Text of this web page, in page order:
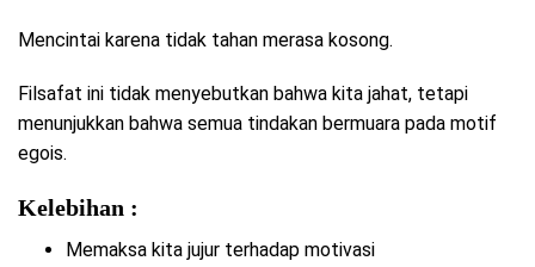
Mencintai karena tidak tahan merasa kosong.
Filsafat ini tidak menyebutkan bahwa kita jahat, tetapi
menunjukkan bahwa semua tindakan bermuara pada motif
egois.
Kelebihan :
Memaksa kita jujur terhadap motivasi